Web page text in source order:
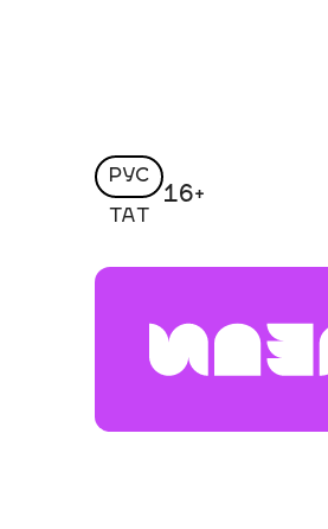
РУС
ТАТ
16+